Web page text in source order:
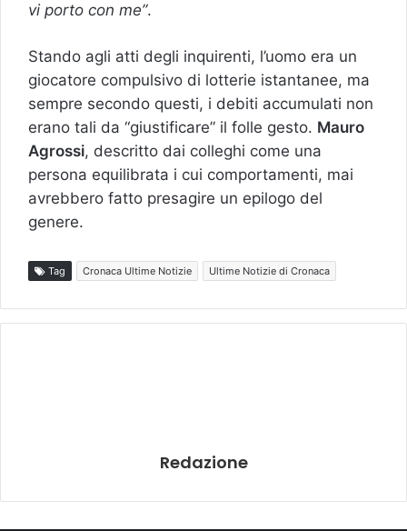
vi porto con me”.
Stando agli atti degli inquirenti, l’uomo era un
giocatore compulsivo di lotterie istantanee, ma
sempre secondo questi, i debiti accumulati non
erano tali da “giustificare” il folle gesto. Mauro
Agrossi, descritto dai colleghi come una
persona equilibrata i cui comportamenti, mai
avrebbero fatto presagire un epilogo del
genere.
Tag Cronaca Ultime Notizie Ultime Notizie di Cronaca
Redazione